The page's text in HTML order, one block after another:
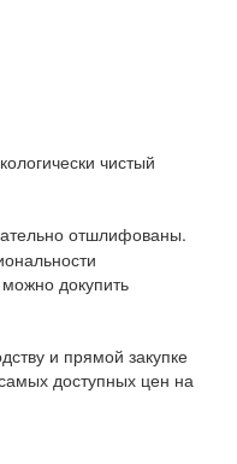
чистый
отшлифованы.
докупить
и прямой закупке
доступных цен на